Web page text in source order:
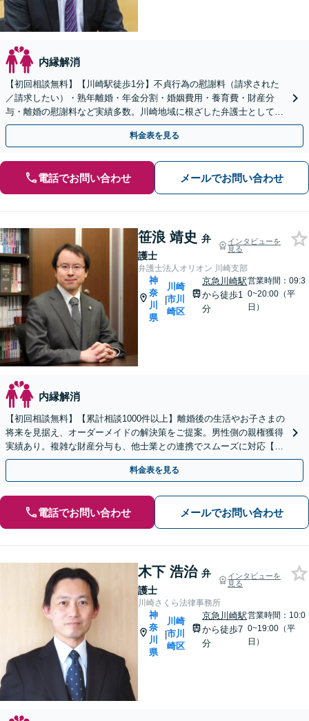
内縁解消
【初回相談無料】【川崎駅徒歩1分】不貞行為の慰謝料（請求された
／請求したい）・熟年離婚・年金分割・婚姻費用・養育費・財産分
与・離婚の慰謝料など実績多数。川崎地域に根ざした弁護士として、
あなたの人生の再スタートを全力で後押しします。
料金表を見る
電話でお問い合わせ メールでお問い合わせ
笹浪 靖史 弁
護士
インタビューを
見る
弁護士法人オリオン 川崎支部
神
奈
川
県
|
川崎
市川
崎区
京急川崎駅
から徒歩1
分
営業時間：09:3
0~20:00（平
日）
内縁解消
【初回相談無料】【累計相談1000件以上】離婚後の生活やお子さまの
将来を見据え、オーダーメイドの解決策をご提案。男性側の親権獲得
実績あり。複雑な財産分与も、他士業との連携でスムーズに対応【子
連れ相談可】【完全個室】【京急川崎駅1分】
料金表を見る
電話でお問い合わせ メールでお問い合わせ
木下 浩治 弁
護士
インタビューを
見る
川崎さくら法律事務所
神
奈
川
県
|
川崎
市川
崎区
京急川崎駅
から徒歩7
分
営業時間：10:0
0~19:00（平
日）